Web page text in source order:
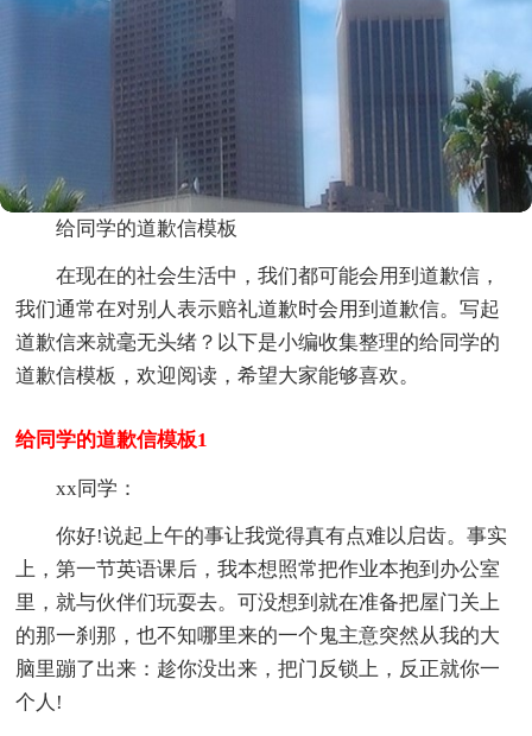
给同学的道歉信模板
在现在的社会生活中，我们都可能会用到道歉信，
我们通常在对别人表示赔礼道歉时会用到道歉信。写起
道歉信来就毫无头绪？以下是小编收集整理的给同学的
道歉信模板，欢迎阅读，希望大家能够喜欢。
给同学的道歉信模板1
xx同学：
你好!说起上午的事让我觉得真有点难以启齿。事实
上，第一节英语课后，我本想照常把作业本抱到办公室
里，就与伙伴们玩耍去。可没想到就在准备把屋门关上
的那一刹那，也不知哪里来的一个鬼主意突然从我的大
脑里蹦了出来：趁你没出来，把门反锁上，反正就你一
个人!